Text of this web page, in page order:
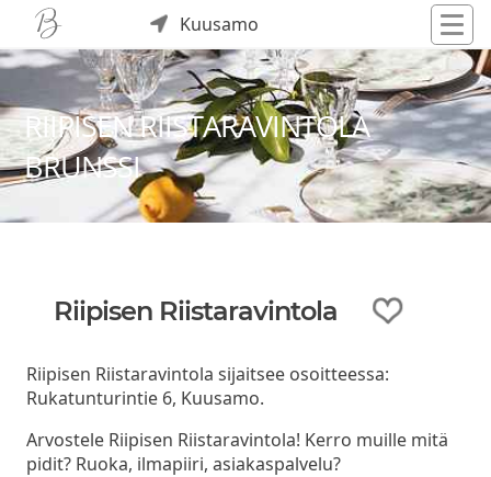
Kuusamo
RIIPISEN RIISTARAVINTOLA
BRUNSSI
Riipisen Riistaravintola
Riipisen Riistaravintola sijaitsee osoitteessa:
Rukatunturintie 6, Kuusamo.
Arvostele Riipisen Riistaravintola! Kerro muille mitä
pidit? Ruoka, ilmapiiri, asiakaspalvelu?